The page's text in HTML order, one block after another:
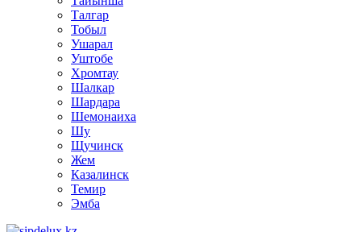
Талгар
Тобыл
Ушарал
Уштобе
Хромтау
Шалкар
Шардара
Шемонаиха
Шу
Щучинск
Жем
Казалинск
Темир
Эмба